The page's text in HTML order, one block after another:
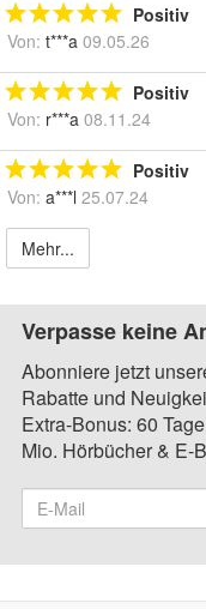
Positiv
Von: t***a 09.05.26
Positiv
Von: r***a 08.11.24
Positiv
Von: a***l 25.07.24
Mehr...
Verpasse keine
Abonniere jetzt
Rabatte und
Extra-Bonus: 60
Mio. Hörbücher & E-